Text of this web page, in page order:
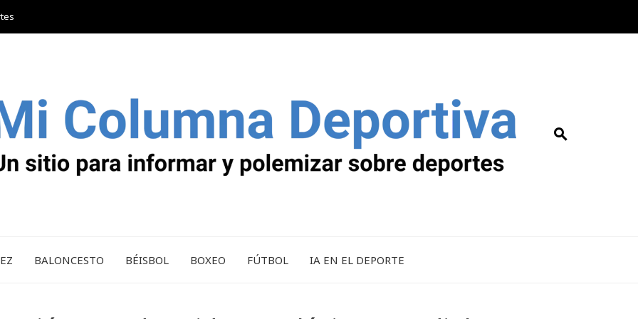
BALONCESTO BÉISBOL BOXEO FÚTBOL IA EN EL DEPORTE